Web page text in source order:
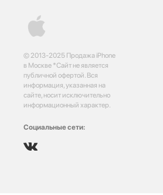
© 2013-2025 Продажа iPhone
в Москве *Сайт не является
публичной офертой. Вся
информация, указанная на
сайте, носит исключительно
информационный характер.
Социальные сети: